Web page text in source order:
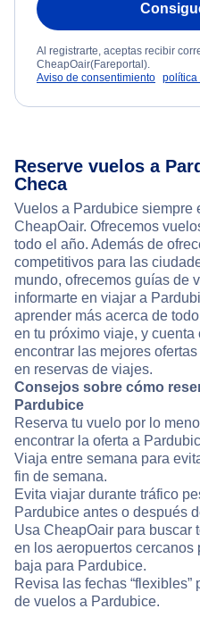
Al registrarte, aceptas recibir
CheapOair(Fareportal).
Aviso de consentimiento política
Reserve vuelos a
Checa
Vuelos a Pardubice siempre
CheapOair. Ofrecemos
todo el año. Además de
competitivos para las
mundo, ofrecemos guías de
informarte en viajar a
aprender más acerca de
en tu próximo viaje, y cuenta
encontrar las mejores
en reservas de viajes.
Consejos sobre cómo
Pardubice
Reserva tu vuelo por lo
encontrar la oferta a
Viaja entre semana para
fin de semana.
Evita viajar durante tráfico
Pardubice antes o después
Usa CheapOair para buscar
en los aeropuertos cercanos
baja para Pardubice.
Revisa las fechas
de vuelos a Pardubice.